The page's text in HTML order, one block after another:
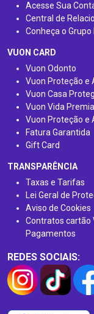
Acesse Sua
Central de
Conheça o
VUON CARD
Vuon Odonto
Vuon Proteção e
Vuon Casa
Vuon Vida
Vuon Proteção e
Fatura Garantida
Gift Card
TRANSPARÊNCIA
Taxas e Tarifas
Lei Geral de
Aviso de Cookies
Contratos cartão
Pagamentos
REDES SOCIAIS: